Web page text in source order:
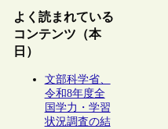
よく読まれている
コンテンツ（本
日）
文部科学省、
令和8年度全
国学力・学習
状況調査の結